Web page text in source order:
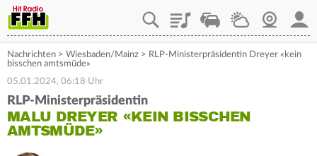
PlaylistStaupilotWetterWebcam
Nachrichten > Wiesbaden/Mainz > RLP-Ministerpräsidentin Dreyer «kein
bisschen amtsmüde»
05.01.2024, 06:18 Uhr
RLP-Ministerpräsidentin
MALU DREYER «KEIN BISSCHEN
AMTSMÜDE»